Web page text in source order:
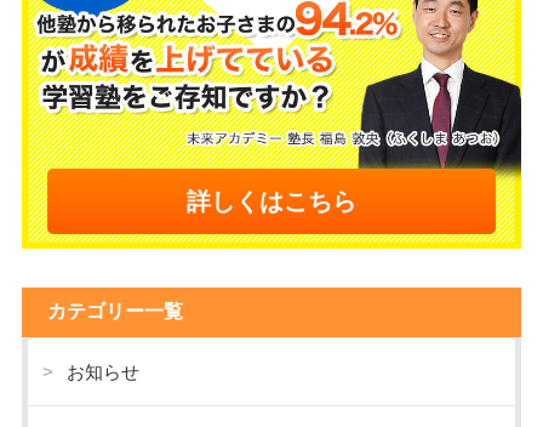
詳しくはこちら
カテゴリー一覧
お知らせ